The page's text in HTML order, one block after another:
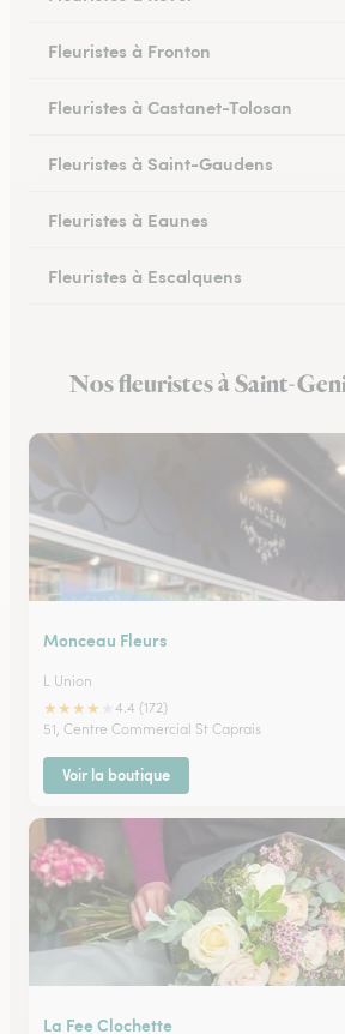
Fleuristes à Fronton
Fleuristes à Castanet-Tolosan
Fleuristes à Saint-Gaudens
Fleuristes à Eaunes
Fleuristes à Escalquens
Fleuristes à Colomiers
Nos fleuristes à Saint-
Monceau Fleurs
L Union
★★★★
4.4 (172)
51, Centre Commercial St Caprais
Voir la boutique
La Fee Clochette